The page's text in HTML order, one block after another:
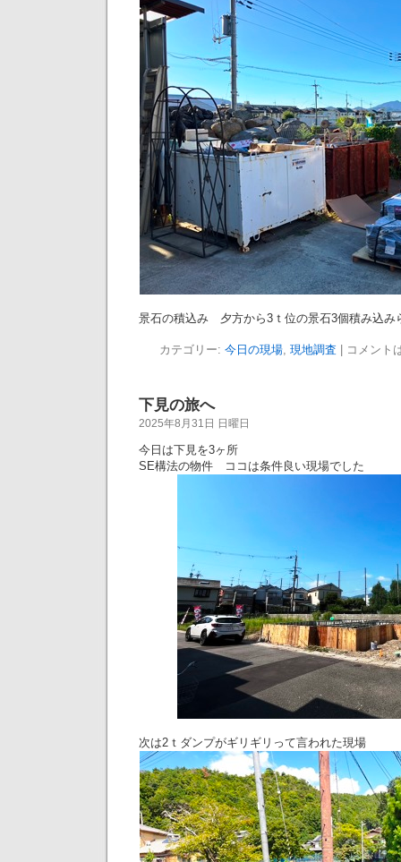
景石の積込み 夕方から3ｔ位の景石3個積み込
カテゴリー: 今日の現場, 現地調査 コメント
下見の旅へ
2025年8月31日 日曜日
今日は下見を3ヶ所
SE構法の物件 ココは条件良い現場でした
次は2ｔダンプがギリギリって言われた現場